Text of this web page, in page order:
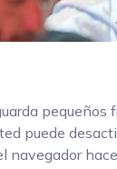
pequeños
puede
navegador